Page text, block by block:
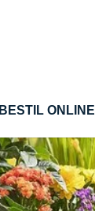
BESTIL ONLINE